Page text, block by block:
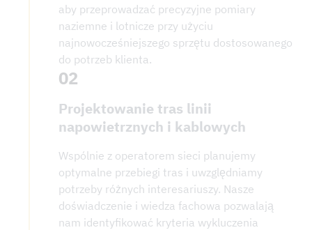
aby przeprowadzać precyzyjne pomiary
naziemne i lotnicze przy użyciu
najnowocześniejszego sprzętu dostosowanego
do potrzeb klienta.
02
Projektowanie tras linii
napowietrznych i kablowych
Wspólnie z operatorem sieci planujemy
optymalne przebiegi tras i uwzględniamy
potrzeby różnych interesariuszy. Nasze
doświadczenie i wiedza fachowa pozwalają
nam identyfikować kryteria wykluczenia